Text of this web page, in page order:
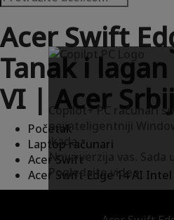
Acer Swift
Tanak i
VI | Acer
Početak
Laptop računari
Acer Swift
Acer Swift Edge 14 AI Intel
Copilot+ PC računari su
najinteligentniji
ikada.
Nova verzija vas. Sada
Pogledajte video